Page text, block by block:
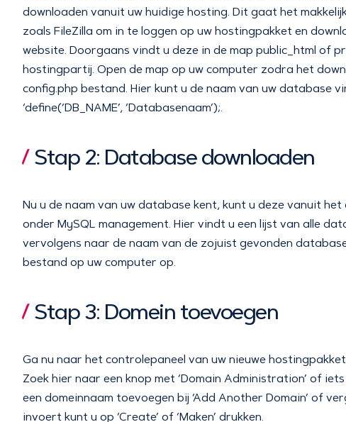
downloaden vanuit uw huidige hosting. Dit gaat het
zoals FileZilla om in te loggen op uw hostingpakket en
website. Doorgaans vindt u deze in de map public_html of
hostingpartij. Open de map op uw computer zodra het
config.php bestand. Hier kunt u de naam van uw database
‘define(‘DB_NAME’, ‘Databasenaam’);.
Stap 2: Database downloaden
Nu u de naam van uw database kent, kunt u deze vanuit
onder MySQL management. Hier vindt u een lijst van alle
vervolgens naar de naam van de zojuist gevonden database
bestand op uw computer op.
Stap 3: Domein toevoegen
Ga nu naar het controlepaneel van uw nieuwe
Zoek hier naar een knop met ‘Domain Administration’ of
een domeinnaam toevoegen bij ‘Add Another Domain’ of
invoert kunt u op ‘Create’ of ‘Maken’ drukken.